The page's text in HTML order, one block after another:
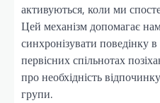
активуються, коли ми
Цей механізм допомагає
синхронізувати поведінку
первісних спільнотах
про необхідність
групи.